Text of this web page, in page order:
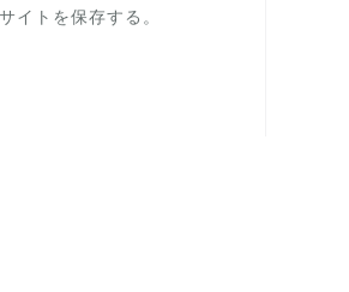
イトを保存する。